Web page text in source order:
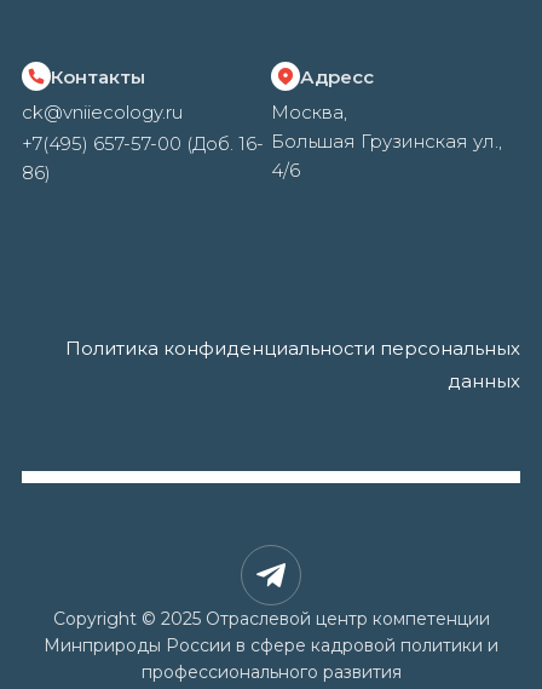
Контакты
ck@vniiecology.ru
+7(495) 657-57-00 (Доб. 16-
86)
Адресс
Москва,
Большая Грузинская ул.,
4/6
Политика конфиденциальности персональных
данных
Copyright © 2025 Отраслевой центр компетенции
Минприроды России в сфере кадровой политики и
профессионального развития